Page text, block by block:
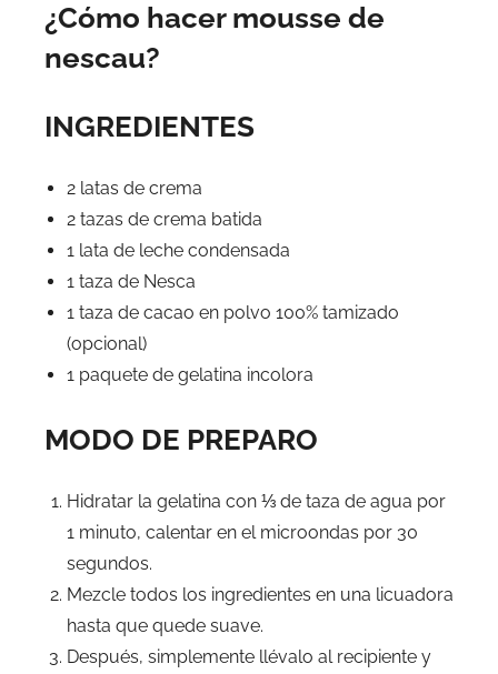
¿Cómo hacer mousse de
nescau?
INGREDIENTES
2 latas de crema
2 tazas de crema batida
1 lata de leche condensada
1 taza de Nesca
1 taza de cacao en polvo 100% tamizado
(opcional)
1 paquete de gelatina incolora
MODO DE PREPARO
Hidratar la gelatina con ⅓ de taza de agua por
1 minuto, calentar en el microondas por 30
segundos.
Mezcle todos los ingredientes en una licuadora
hasta que quede suave.
Después, simplemente llévalo al recipiente y